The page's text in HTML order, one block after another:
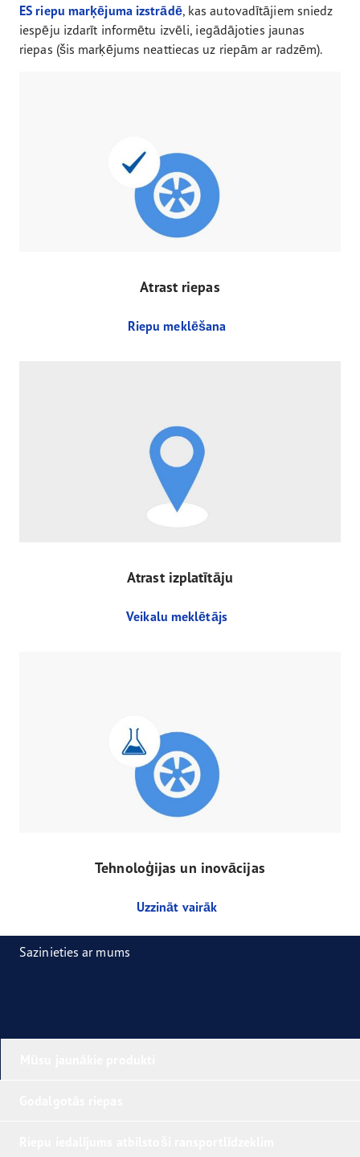
ES riepu marķējuma izstrādē, kas autovadītājiem sniedz
iespēju izdarīt informētu izvēli, iegādājoties jaunas
riepas (šis marķējums neattiecas uz riepām ar radzēm).
Atrast riepas
Riepu meklēšana
Atrast izplatītāju
Veikalu meklētājs
Tehnoloģijas un inovācijas
Uzzināt vairāk
Sazinieties ar mums